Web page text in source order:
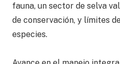
fauna, un sector de selva
de conservación, y límites
especies.